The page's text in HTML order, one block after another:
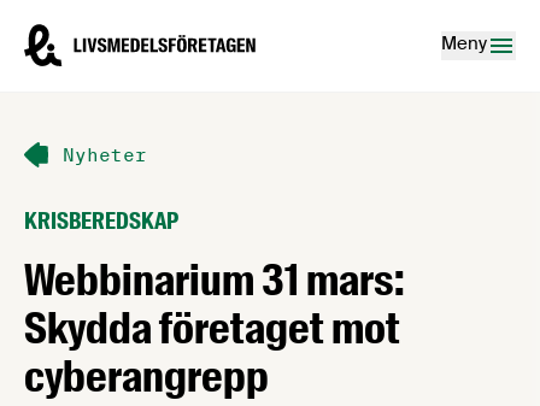
Livsmedelsföretagen – till startsidan
Meny
Nyheter
KRISBEREDSKAP
Webbinarium 31 mars:
Skydda företaget mot
cyberangrepp